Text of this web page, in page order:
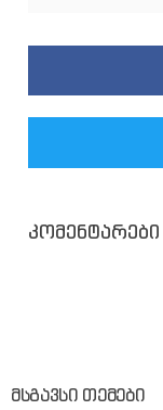
კომენტარები
მსგავსი თემები